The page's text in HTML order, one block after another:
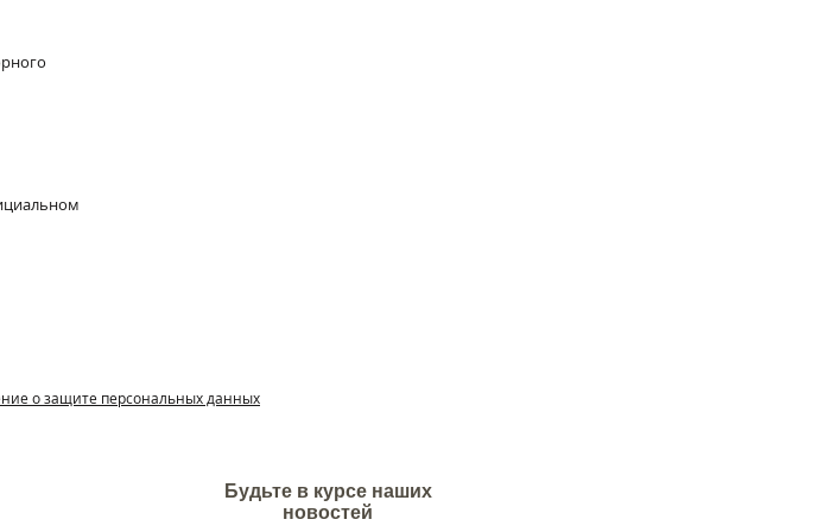
о защите персональных данных
Будьте в курсе наших
новостей